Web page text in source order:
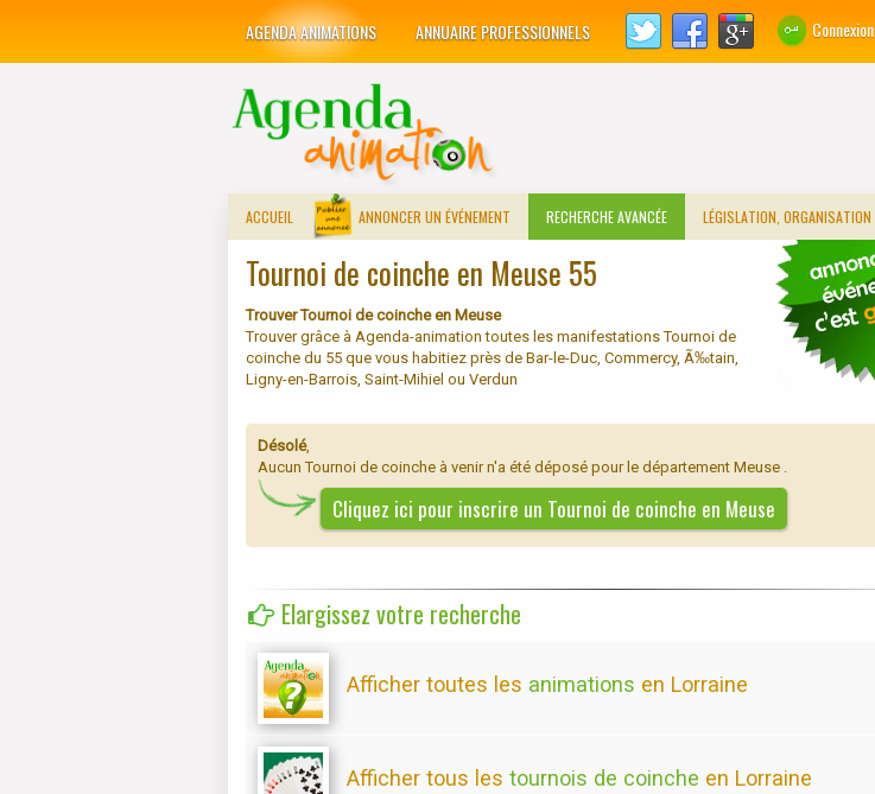
AGENDA ANIMATIONS ANNUAIRE PROFESSIONNELS Connexion
ACCUEIL ANNONCER UN ÉVÉNEMENT RECHERCHE AVANCÉE LÉGISLATION, ORGANISATION
Tournoi de coinche en Meuse 55
Trouver Tournoi de coinche en Meuse
Trouver grâce à Agenda-animation toutes les manifestations Tournoi de
coinche du 55 que vous habitiez près de Bar-le-Duc, Commercy, Ã‰tain,
Ligny-en-Barrois, Saint-Mihiel ou Verdun
Désolé,
Aucun Tournoi de coinche à venir n'a été déposé pour le département Meuse .
Cliquez ici pour inscrire un Tournoi de coinche en Meuse
Elargissez votre recherche
Afficher toutes les animations en Lorraine
Afficher tous les tournois de coinche en Lorraine